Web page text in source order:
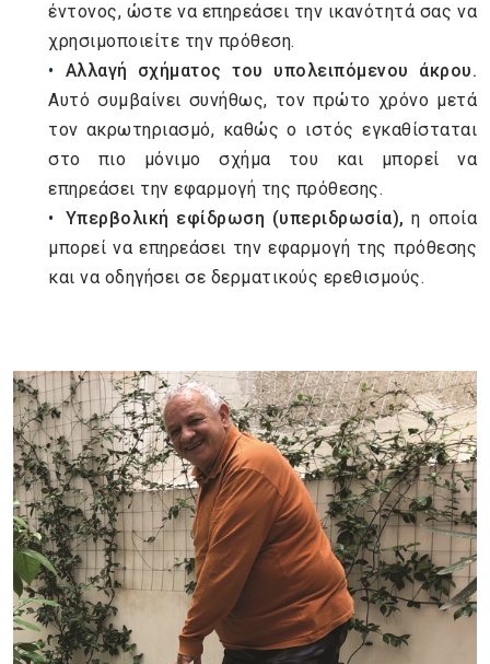
έντονος, ώστε να επηρεάσει την ικανότητά σας να
χρησιμοποιείτε την πρόθεση.
Αλλαγή σχήματος του υπολειπόμενου άκρου.
Αυτό συμβαίνει συνήθως, τον πρώτο χρόνο μετά
τον ακρωτηριασμό, καθώς ο ιστός εγκαθίσταται
στο πιο μόνιμο σχήμα του και μπορεί να
επηρεάσει την εφαρμογή της πρόθεσης.
Υπερβολική εφίδρωση (υπεριδρωσία), η οποία
μπορεί να επηρεάσει την εφαρμογή της πρόθεσης
και να οδηγήσει σε δερματικούς ερεθισμούς.